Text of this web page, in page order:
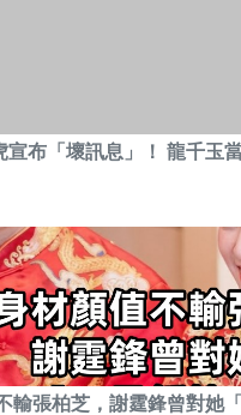
宣布「壞訊息」！ 龍千玉
輸張柏芝，謝霆鋒曾對她